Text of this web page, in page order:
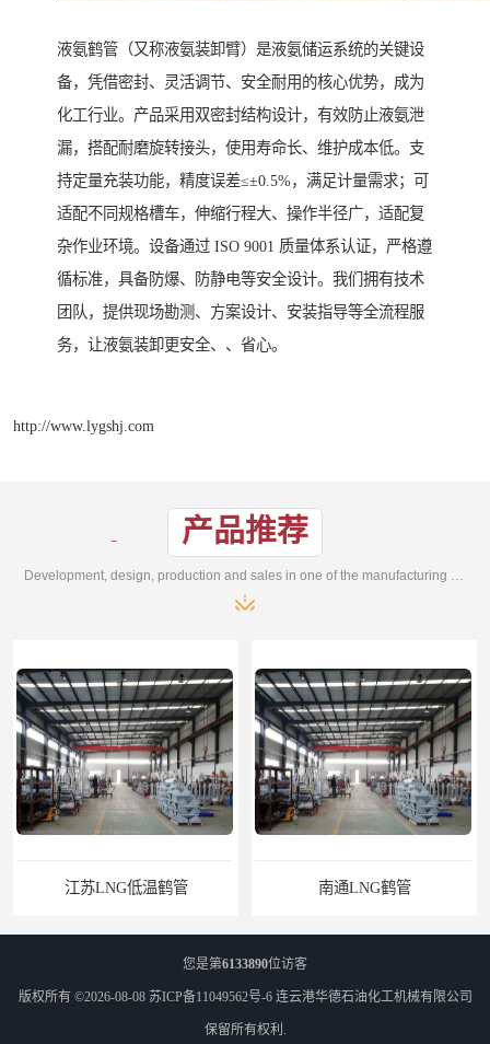
液氨鹤管（又称液氨装卸臂）是液氨储运系统的关键设
备，凭借密封、灵活调节、安全耐用的核心优势，成为
化工行业。产品采用双密封结构设计，有效防止液氨泄
漏，搭配耐磨旋转接头，使用寿命长、维护成本低。支
持定量充装功能，精度误差≤±0.5%，满足计量需求；可
适配不同规格槽车，伸缩行程大、操作半径广，适配复
杂作业环境。设备通过 ISO 9001 质量体系认证，严格遵
循标准，具备防爆、防静电等安全设计。我们拥有技术
团队，提供现场勘测、方案设计、安装指导等全流程服
务，让液氨装卸更安全、、省心。
http://www.lygshj.com
产品推荐
Development, design, production and sales in one of the manufacturing enterprises
江苏LNG低温鹤管 南通LNG鹤管
您是第6133890位访客
版权所有 ©2026-08-08 苏ICP备11049562号-6 连云港华德石油化工机械有限公司
保留所有权利.